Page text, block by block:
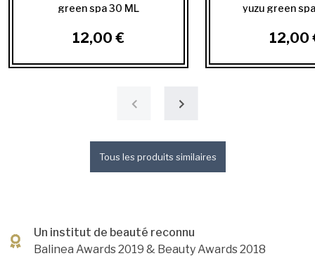
green spa 30 ML
12,00 €
yuzu green
12,00
Tous les produits similaires
Un institut de beauté reconnu
Balinea Awards 2019 & Beauty Awards 2018